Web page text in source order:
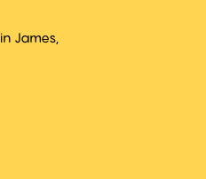
James